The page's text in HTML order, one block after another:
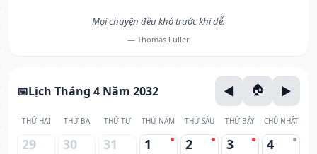
Mọi chuyện đều khó trước khi dễ.
— Thomas Fuller
Lịch Tháng 4 Năm 2032
THỨ HAI THỨ BA THỨ TƯ THỨ NĂM THỨ SÁU THỨ BẢY CHỦ NHẬT
29 30 31 1 2 3 4